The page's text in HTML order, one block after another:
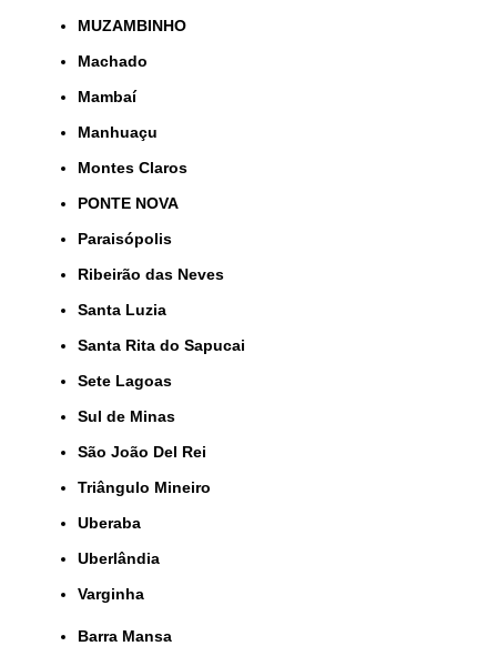
MUZAMBINHO
Machado
Mambaí
Manhuaçu
Montes Claros
PONTE NOVA
Paraisópolis
Ribeirão das Neves
Santa Luzia
Santa Rita do Sapucai
Sete Lagoas
Sul de Minas
São João Del Rei
Triângulo Mineiro
Uberaba
Uberlândia
Varginha
Barra Mansa